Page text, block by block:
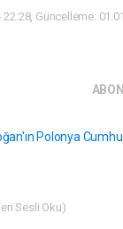
22:28, Güncelleme:
Sesli Oku)